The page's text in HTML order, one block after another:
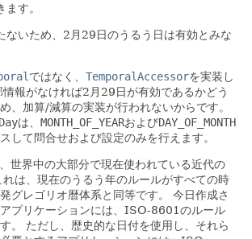
ます。
ないため、2月29日のうるう日は有効とみな
ではなく、 TemporalAccessorを実装し
情報がなければ2月29日が有効であるかどう
、加算/減算の実装が行われないからです。
は、 MONTH_OF_YEARおよびDAY_OF_MONTH
して問合せおよび設定のみを行えます。
世界中の大部分で現在使われている近代の
れは、現在のうるう年のルールがすべての時
グレゴリオ暦体系と同等です。
今日作成さ
プリケーションには、ISO-8601のルール
。
ただし、歴史的な日付を使用し、それら